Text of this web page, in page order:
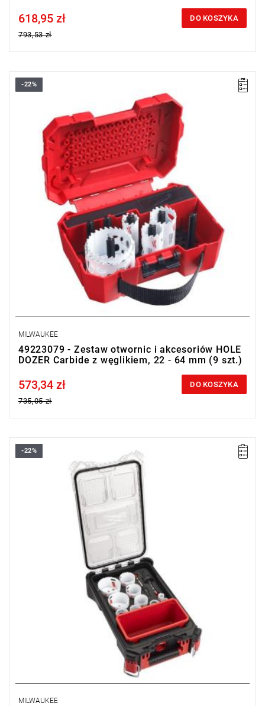
Price tax included
618,95 zł
793,53 zł
DO KOSZYKA
Otwornice HOLE DOZER™ posiadają do 10 x dłuższą żywotność,
a także znacznie większą odporność na temperaturę i zużycie,
niż standardowe otwornice bimetalowe.
-22%
MILWAUKEE
49223079 - Zestaw otwornic i akcesoriów HOLE
DOZER Carbide z węglikiem, 22 - 64 mm (9 szt.)
Price tax included
573,34 zł
735,05 zł
DO KOSZYKA
Otwornice Milwaukee HOLE DOZER cechuje duża wytrzymałość
nawet przy najbardziej wymagających zastosowaniach.
-22%
MILWAUKEE